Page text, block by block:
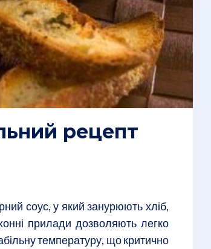
рецепт
соус, у який занурюють хліб,
прилади дозволяють легко
температуру, що критично